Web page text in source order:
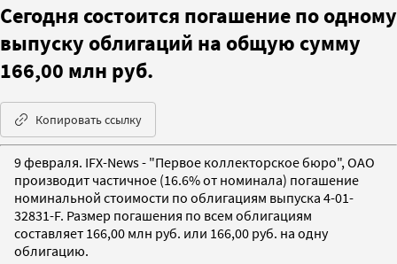
Сегодня состоится погашение по одному
выпуску облигаций на общую сумму
166,00 млн руб.
Копировать ссылку
9 февраля. IFX-News - "Первое коллекторское бюро", ОАО
производит частичное (16.6% от номинала) погашение
номинальной стоимости по облигациям выпуска 4-01-
32831-F. Размер погашения по всем облигациям
составляет 166,00 млн руб. или 166,00 руб. на одну
облигацию.